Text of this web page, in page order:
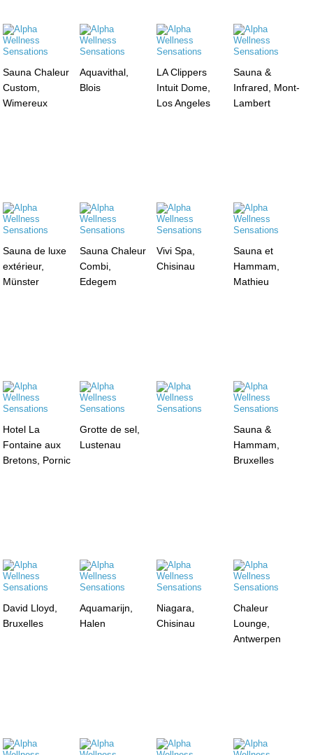
Sauna Chaleur
Custom,
Wimereux
Aquavithal,
Blois
LA Clippers
Intuit Dome,
Los Angeles
Sauna &
Infrared, Mont-
Lambert
Sauna de luxe
extérieur,
Münster
Sauna Chaleur
Combi,
Edegem
Vivi Spa,
Chisinau
Sauna et
Hammam,
Mathieu
Hotel La
Fontaine aux
Bretons, Pornic
Grotte de sel,
Lustenau
Sauna &
Hammam,
Bruxelles
David Lloyd,
Bruxelles
Aquamarijn,
Halen
Niagara,
Chisinau
Chaleur
Lounge,
Antwerpen